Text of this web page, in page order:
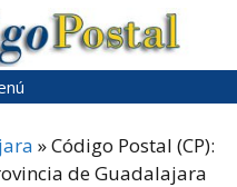
»Código Postal (CP):
de Guadalajara